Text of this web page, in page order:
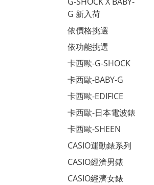
G 新入荷
依價格挑選
依功能挑選
卡西歐-G-SHOCK
卡西歐-BABY-G
卡西歐-EDIFICE
卡西歐-日本電波錶
卡西歐-SHEEN
CASIO運動錶系列
CASIO經濟男錶
CASIO經濟女錶